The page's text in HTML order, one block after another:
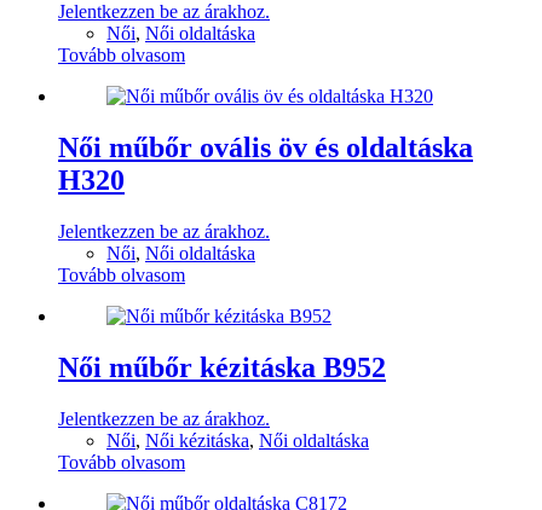
Jelentkezzen be az árakhoz.
Női, Női oldaltáska
Tovább olvasom
Női műbőr ovális öv és oldaltáska
H320
Jelentkezzen be az árakhoz.
Női, Női oldaltáska
Tovább olvasom
Női műbőr kézitáska B952
Jelentkezzen be az árakhoz.
Női, Női kézitáska, Női oldaltáska
Tovább olvasom